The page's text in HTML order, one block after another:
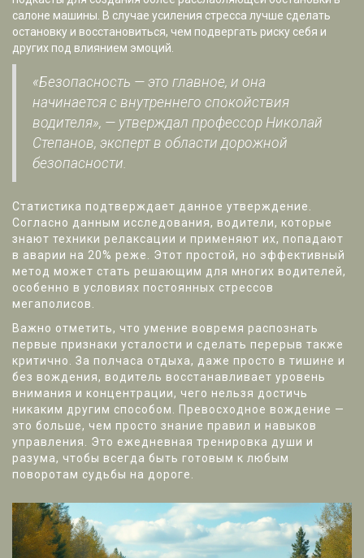
салоне машины. В случае усиления стресса лучше сделать
остановку и восстановиться, чем подвергать риску себя и
других под влиянием эмоций.
«Безопасность — это главное, и она
начинается с внутреннего спокойствия
водителя», — утверждал профессор Николай
Степанов, эксперт в области дорожной
безопасности.
Статистика подтверждает данное утверждение.
Согласно данным исследования, водители, которые
знают техники релаксации и применяют их, попадают
в аварии на 20% реже. Этот простой, но эффективный
метод может стать решающим для многих водителей,
особенно в условиях постоянных стрессов
мегаполисов.
Важно отметить, что умение вовремя распознать
первые признаки усталости и сделать перерыв также
критично. За полчаса отдыха, даже просто в тишине и
без вождения, водитель восстанавливает уровень
внимания и концентрации, чего нельзя достичь
никаким другим способом. Превосходное вождение —
это больше, чем просто знание правил и навыков
управления. Это ежедневная тренировка души и
разума, чтобы всегда быть готовым к любым
поворотам судьбы на дороге.